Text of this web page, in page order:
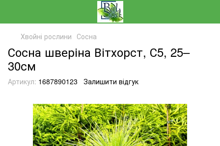
Хвойні рослини Сосна
Сосна шверіна Вітхорст, С5, 25–
30см
Артикул: 1687890123 Залишити відгук